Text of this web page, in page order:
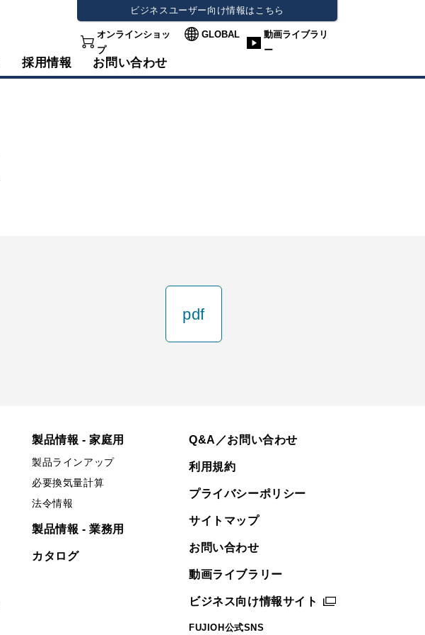
ビジネスユーザー向け情報はこちら
オンラインショッ
プ
GLOBAL
動画ライブラリ
ー
採用情報 お問い合わせ
pdf
製品情報 - 家庭用
製品ラインアップ
必要換気量計算
法令情報
製品情報 - 業務用
カタログ
Q&A／お問い合わせ
利用規約
プライバシーポリシー
サイトマップ
お問い合わせ
動画ライブラリー
ビジネス向け情報サイト
FUJIOH公式SNS